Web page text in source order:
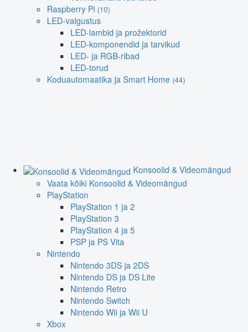
Raspberry Pi (10)
LED-valgustus
LED-lambid ja prožektorid
LED-komponendid ja tarvikud
LED- ja RGB-ribad
LED-torud
Koduautomaatika ja Smart Home (44)
Konsoolid & Videomängud
Vaata kõiki Konsoolid & Videomängud
PlayStation
PlayStation 1 ja 2
PlayStation 3
PlayStation 4 ja 5
PSP ja PS Vita
Nintendo
Nintendo 3DS ja 2DS
Nintendo DS ja DS Lite
Nintendo Retro
Nintendo Switch
Nintendo Wii ja Wii U
Xbox